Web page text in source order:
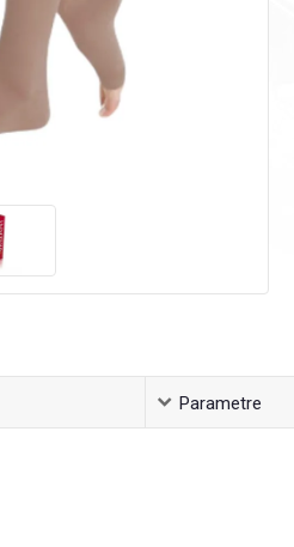
Parametre